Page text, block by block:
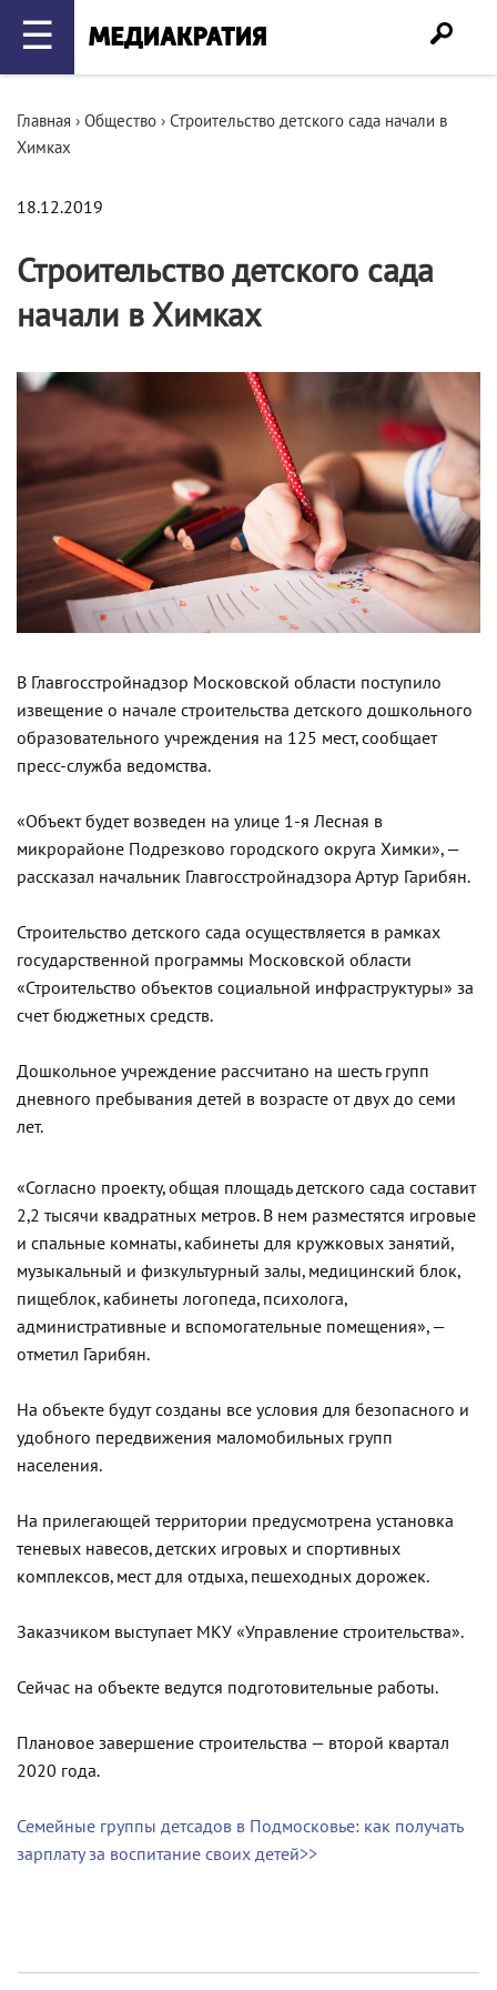
☰
Главная › Общество › Строительство детского сада начали в
Химках
18.12.2019
Строительство детского сада
начали в Химках
В Главгосстройнадзор Московской области поступило
извещение о начале строительства детского дошкольного
образовательного учреждения на 125 мест, сообщает
пресс-служба ведомства.
«Объект будет возведен на улице 1-я Лесная в
микрорайоне Подрезково городского округа Химки», —
рассказал начальник Главгосстройнадзора Артур Гарибян.
Строительство детского сада осуществляется в рамках
государственной программы Московской области
«Строительство объектов социальной инфраструктуры» за
счет бюджетных средств.
Дошкольное учреждение рассчитано на шесть групп
дневного пребывания детей в возрасте от двух до семи
лет.
«Согласно проекту, общая площадь детского сада составит
2,2 тысячи квадратных метров. В нем разместятся игровые
и спальные комнаты, кабинеты для кружковых занятий,
музыкальный и физкультурный залы, медицинский блок,
пищеблок, кабинеты логопеда, психолога,
административные и вспомогательные помещения», —
отметил Гарибян.
На объекте будут созданы все условия для безопасного и
удобного передвижения маломобильных групп
населения.
На прилегающей территории предусмотрена установка
теневых навесов, детских игровых и спортивных
комплексов, мест для отдыха, пешеходных дорожек.
Заказчиком выступает МКУ «Управление строительства».
Сейчас на объекте ведутся подготовительные работы.
Плановое завершение строительства — второй квартал
2020 года.
Семейные группы детсадов в Подмосковье: как получать
зарплату за воспитание своих детей>>